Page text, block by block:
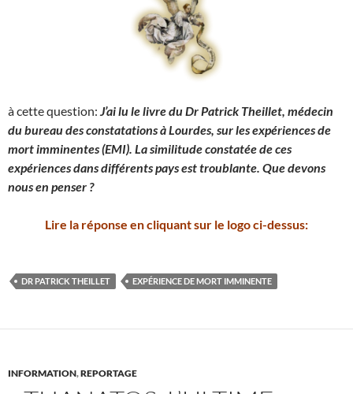
à cette question: J’ai lu le livre du Dr Patrick Theillet, médecin
du bureau des constatations à Lourdes, sur les expériences de
mort imminentes (EMI). La similitude constatée de ces
expériences dans différents pays est troublante. Que devons
nous en penser ?
Lire la réponse en cliquant sur le logo ci-dessus:
DR PATRICK THEILLET EXPÉRIENCE DE MORT IMMINENTE
INFORMATION,REPORTAGE